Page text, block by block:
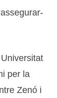
per la
Zenó i